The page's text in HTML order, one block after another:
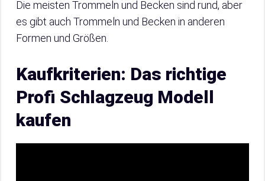
Die meisten Trommeln und Becken sind rund, aber
es gibt auch Trommeln und Becken in anderen
Formen und Größen.
Kaufkriterien: Das richtige
Profi Schlagzeug Modell
kaufen